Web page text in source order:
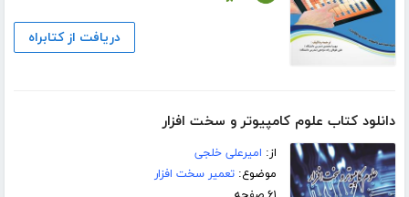
دریافت از کتابراه
دانلود کتاب علوم کامپیوتر و سخت افزار
از: امیرعلی خلجی
موضوع:تعمیر سخت افزار